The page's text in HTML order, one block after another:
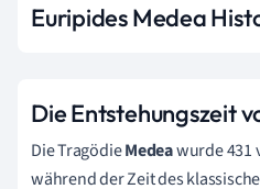
Euripides Medea
Die Entstehungszeit
Die TragödieMedeawurde 431
während der Zeit des